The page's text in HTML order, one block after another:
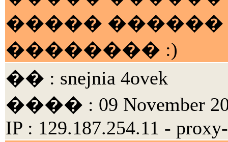
����� ������
�������� :)
�� : snejnia 4ovek
���� : 09 November
IP : 129.187.254.11 -